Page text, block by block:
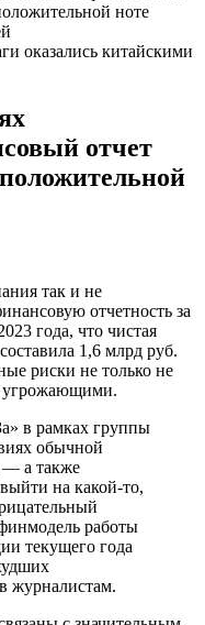
ноте
оказались китайскими
отчет
так и не
отчетность за
года, что чистая
1,6 млрд руб.
риски не только не
угрожающими.
в рамках группы
обычной
— а также
на какой-то,
работы
текущего года
журналистам.